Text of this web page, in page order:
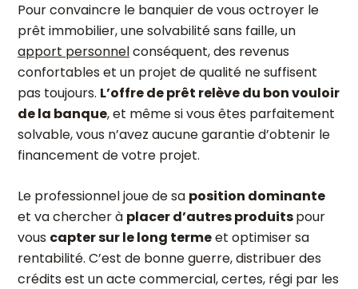
Pour convaincre le banquier de vous octroyer le
prêt immobilier, une solvabilité sans faille, un
apport personnelconséquent, des revenus
confortables et un projet de qualité ne suffisent
pas toujours. L’offre de prêt relève du bon vouloir
de la banque, et même si vous êtes parfaitement
solvable, vous n’avez aucune garantie d’obtenir le
financement de votre projet.
Le professionnel joue de sa position dominante
et va chercher à placer d’autres produitspour
vous capter sur le long termeet optimiser sa
rentabilité. C’est de bonne guerre, distribuer des
crédits est un acte commercial, certes, régi par les